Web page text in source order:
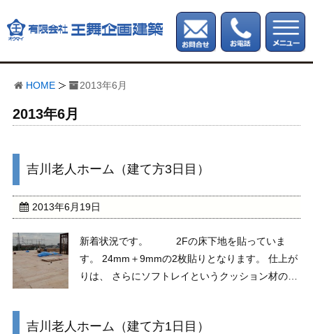
HOME 2013年6月
2013年6月
吉川老人ホーム（建て方3日目）
2013年6月19日
新着状況です。 2Fの床下地を貼っていま
す。 24mm＋9mmの2枚貼りとなります。 仕上が
りは、 さらにソフトレイというクッション材のよ
吉川老人ホーム（建て方1日目）